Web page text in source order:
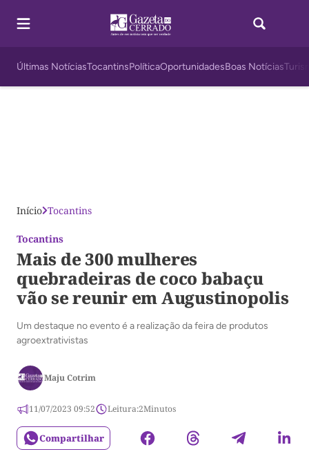
Últimas NotíciasTocantinsPolíticaOportunidadesBoas Notícias
Início Tocantins
Tocantins
Mais de 300 mulheres
quebradeiras de coco babaçu
vão se reunir em Augustinopolis
Um destaque no evento é a realização da feira de produtos
agroextrativistas
Maju Cotrim
11/07/2023 09:52 Leitura:2Minutos
Compartilhar